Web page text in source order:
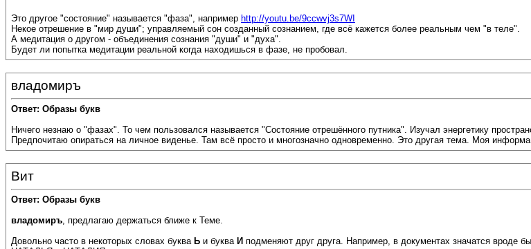
Это другое "состояние" называется "фаза", например http://youtu.be/9ccwvj3s7WI
Некое отрешение в "мир души"; управляемый сон созданный сознанием, где всё кажется более реальным чем "в теле".
А медитация о другом - объединения сознания "души" и "духа".
Будет ли попытка медитации реальной когда находишься в фазе, не пробовал.
владомиръ
Ответ: Образы букв
Ничего незнаю о "фазах". То чем пользовался называется "Состояние отрешённого путника". Изучал энергетику
Предпочитаю опираться на личное виденье. Там всё просто и многозначно одновременно. Это другая тема. Моя
Вит
Ответ: Образы букв
владомиръ, предлагаю держаться ближе к Теме.
Довольно часто в некоторых словах буква Ь и буква И подменяют друг друга. Например, в документах значатся вроде